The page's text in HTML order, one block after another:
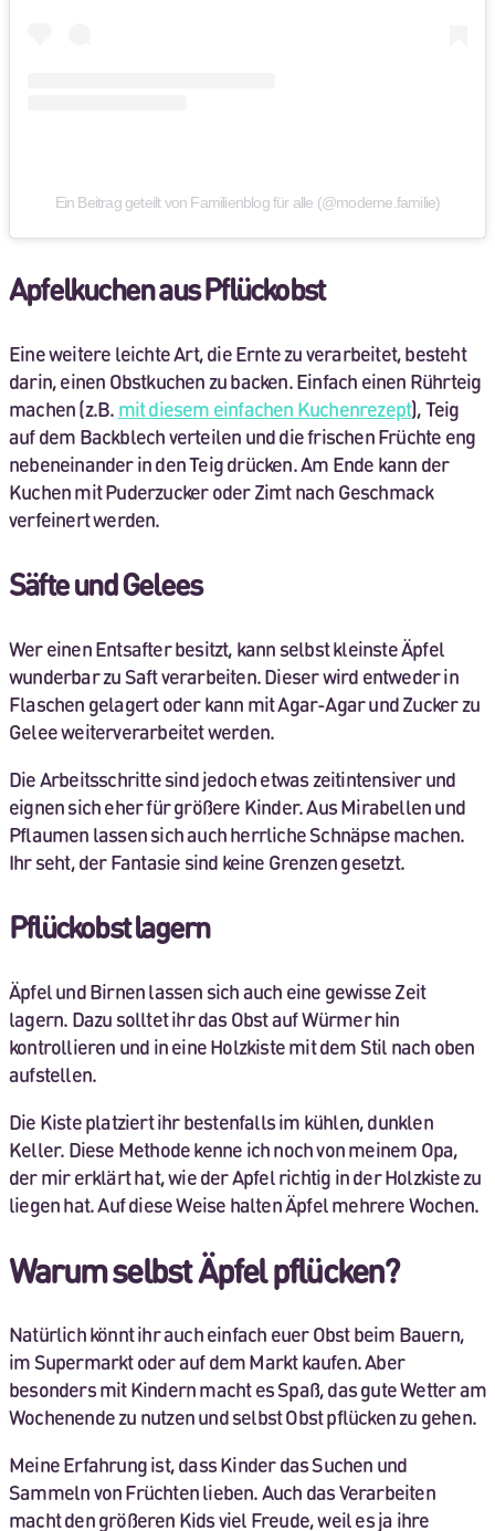
Ein Beitrag geteilt von Familienblog für alle (@moderne.familie)
Apfelkuchen aus Pflückobst
Eine weitere leichte Art, die Ernte zu verarbeitet, besteht
darin, einen Obstkuchen zu backen. Einfach einen Rührteig
machen (z.B. mit diesem einfachen Kuchenrezept), Teig
auf dem Backblech verteilen und die frischen Früchte eng
nebeneinander in den Teig drücken. Am Ende kann der
Kuchen mit Puderzucker oder Zimt nach Geschmack
verfeinert werden.
Säfte und Gelees
Wer einen Entsafter besitzt, kann selbst kleinste Äpfel
wunderbar zu Saft verarbeiten. Dieser wird entweder in
Flaschen gelagert oder kann mit Agar-Agar und Zucker zu
Gelee weiterverarbeitet werden.
Die Arbeitsschritte sind jedoch etwas zeitintensiver und
eignen sich eher für größere Kinder. Aus Mirabellen und
Pflaumen lassen sich auch herrliche Schnäpse machen.
Ihr seht, der Fantasie sind keine Grenzen gesetzt.
Pflückobst lagern
Äpfel und Birnen lassen sich auch eine gewisse Zeit
lagern. Dazu solltet ihr das Obst auf Würmer hin
kontrollieren und in eine Holzkiste mit dem Stil nach oben
aufstellen.
Die Kiste platziert ihr bestenfalls im kühlen, dunklen
Keller. Diese Methode kenne ich noch von meinem Opa,
der mir erklärt hat, wie der Apfel richtig in der Holzkiste zu
liegen hat. Auf diese Weise halten Äpfel mehrere Wochen.
Warum selbst Äpfel pflücken?
Natürlich könnt ihr auch einfach euer Obst beim Bauern,
im Supermarkt oder auf dem Markt kaufen. Aber
besonders mit Kindern macht es Spaß, das gute Wetter am
Wochenende zu nutzen und selbst Obst pflücken zu gehen.
Meine Erfahrung ist, dass Kinder das Suchen und
Sammeln von Früchten lieben. Auch das Verarbeiten
macht den größeren Kids viel Freude, weil es ja ihre